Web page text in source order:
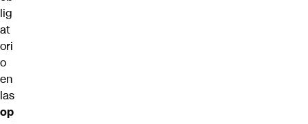
lig
at
ori
o
en
las
op